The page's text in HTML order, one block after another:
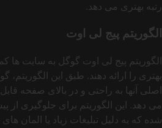
رتبه بهتری می‌ دهد.
الگوریتم پیج لی اوت
الگوریتم پیج لی‌ اوت گوگل به سایت‌ ها
بهتری را ارائه دهند. طبق این
اصلی‌ آنها به‌ راحتی و در بالای صفحه
می‌ دهد. این الگوریتم برای جلوگیری
شده که به دلیل تبلیغات زیاد یا المان‌